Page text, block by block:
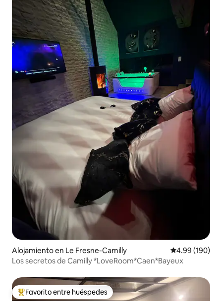
Alojamiento en Le Fresne-Camilly Calificación
4.99 (190)
Los secretos de Camilly *LoveRoom*Caen*Bayeux
Favorito entre huéspedes preferido
Favorito entre huéspedes